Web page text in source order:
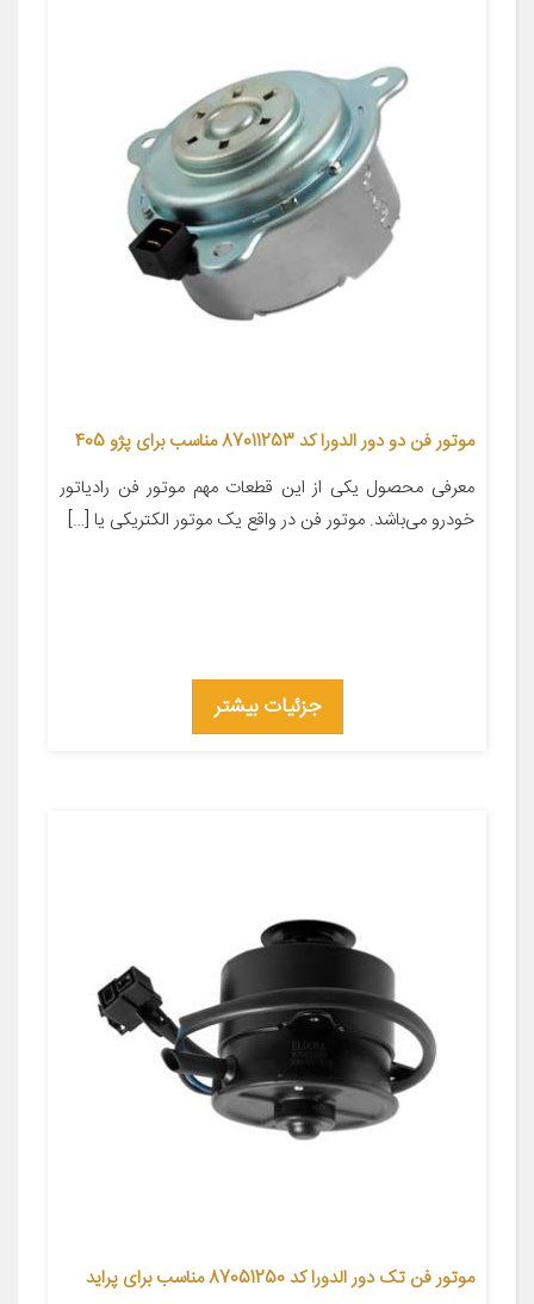
موتور فن دو دور الدورا کد 87011253 مناسب برای پژو 405
معرفی محصول یکی از این قطعات مهم موتور فن رادیاتور
خودرو می‌باشد. موتور فن در واقع یک موتور الکتریکی یا […]
جزئیات بیشتر
موتور فن تک دور الدورا کد 87051250 مناسب برای پراید